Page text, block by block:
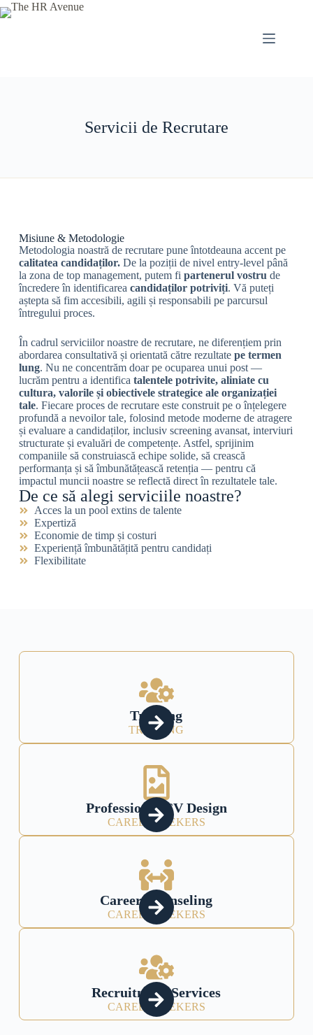
Servicii de Recrutare
Misiune & Metodologie
Metodologia noastră de recrutare pune întotdeauna accent pe
calitatea candidaților.De la poziții de nivel entry-level până
la zona de top management, putem fi partenerul vostru de
încredere în identificarea candidaților potriviți. Vă puteți
aștepta să fim accesibili, agili și responsabili pe parcursul
întregului proces.
În cadrul serviciilor noastre de recrutare, ne diferențiem prin
abordarea consultativă și orientată către rezultate pe termen
lung. Nu ne concentrăm doar pe ocuparea unui post —
lucrăm pentru a identifica talentele potrivite, aliniate cu
cultura, valorile și obiectivele strategice ale organizației
tale. Fiecare proces de recrutare este construit pe o înțelegere
profundă a nevoilor tale, folosind metode moderne de atragere
și evaluare a candidaților, inclusiv screening avansat, interviuri
structurate și evaluări de competențe. Astfel, sprijinim
companiile să construiască echipe solide, să crească
performanța și să îmbunătățească retenția — pentru că
impactul muncii noastre se reflectă direct în rezultatele tale.
De ce să alegi serviciile noastre?
Acces la un pool extins de talente
Expertiză
Economie de timp și costuri
Experiență îmbunătățită pentru candidați
Flexibilitate
Training
TRAINING
Professional CV Design
CAREER SEEKERS
Career Counseling
CAREER SEEKERS
Recruitment Services
CAREER SEEKERS